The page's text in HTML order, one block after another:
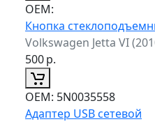
ОЕМ:
Кнопка
Volkswagen Jetta VI
500р.
ОЕМ: 5N0035558
Адаптер USB сетевой